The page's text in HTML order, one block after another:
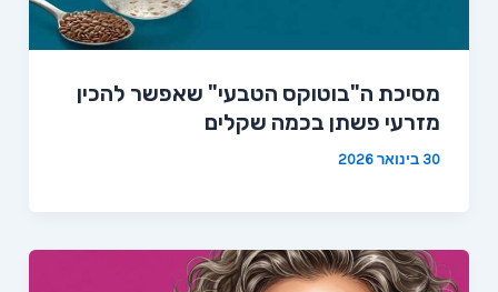
מסיכת ה"בוטוקס הטבעי" שאפשר להכין
מזרעי פשתן בכמה שקלים
30 בינואר 2026